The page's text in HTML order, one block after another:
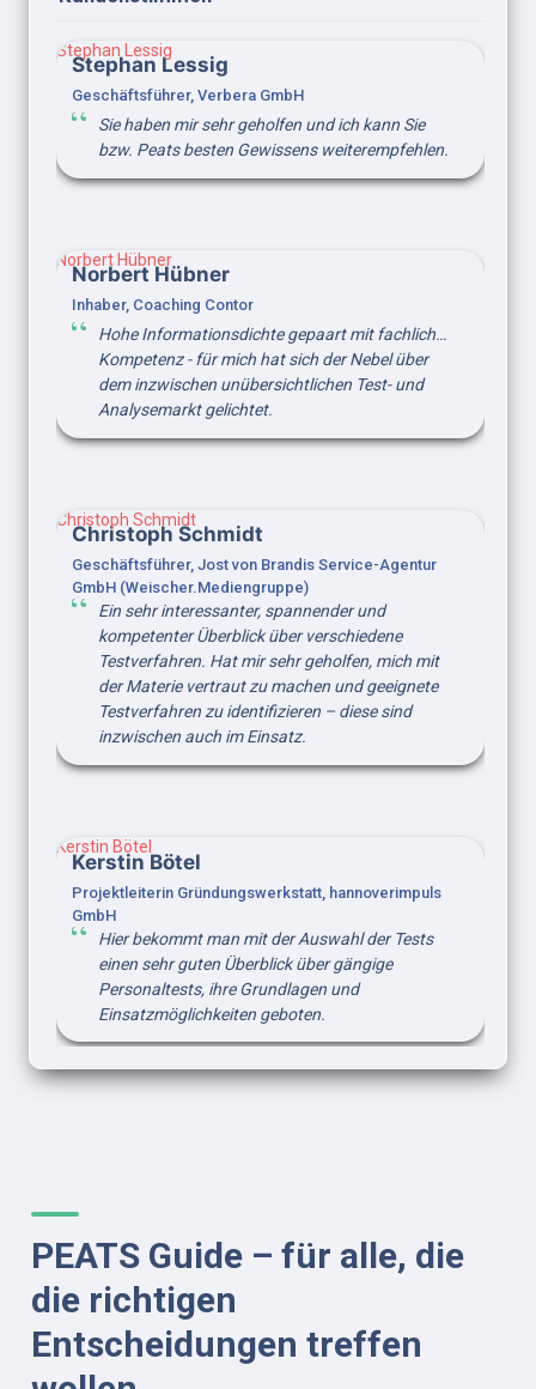
Stephan Lessig
Stephan Lessig
Geschäftsführer, Verbera GmbH
Sie haben mir sehr geholfen und ich kann Sie
bzw. Peats besten Gewissens weiterempfehlen.
Norbert Hübner
Norbert Hübner
Inhaber, Coaching Contor
Hohe Informationsdichte gepaart mit fachlicher
Kompetenz - für mich hat sich der Nebel über
dem inzwischen unübersichtlichen Test- und
Analysemarkt gelichtet.
Christoph Schmidt
Christoph Schmidt
Geschäftsführer, Jost von Brandis Service-Agentur
GmbH (Weischer.Mediengruppe)
Ein sehr interessanter, spannender und
kompetenter Überblick über verschiedene
Testverfahren. Hat mir sehr geholfen, mich mit
der Materie vertraut zu machen und geeignete
Testverfahren zu identifizieren – diese sind
inzwischen auch im Einsatz.
Kerstin Bötel
Kerstin Bötel
Projektleiterin Gründungswerkstatt, hannoverimpuls
GmbH
Hier bekommt man mit der Auswahl der Tests
einen sehr guten Überblick über gängige
Personaltests, ihre Grundlagen und
Einsatzmöglichkeiten geboten.
PEATS Guide – für alle, die
die richtigen
Entscheidungen treffen